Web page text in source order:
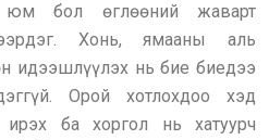
юм бол өглөөний жаварт
Хонь, ямааны аль
идээшлүүлэх нь бие биедээ
Орой хотлохдоо хэд
ба хоргол нь хатуурч